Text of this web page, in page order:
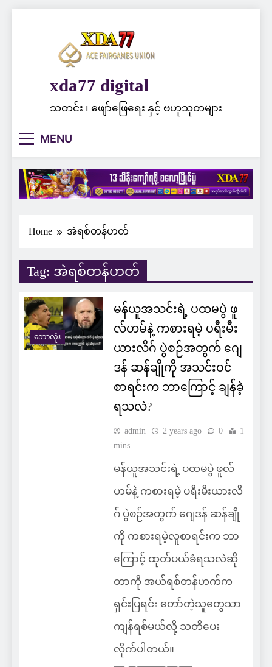
xda77 digital
သတင်း ၊ ဖျော်ဖြေရေး နှင့် ဗဟုသုတများ
MENU
Home အဲရစ်တန်ဟတ်
Tag: အဲရစ်တန်ဟတ်
ဘောလုံး
မန်ယူအသင်းရဲ့ ပထမပွဲ ဖူ
လ်ဟမ်နဲ့ ကစားရမဲ့ ပရီးမီး
ယားလိဂ် ပွဲစဉ်အတွက် ဂျေ
ဒန် ဆန်ချိုကို အသင်းဝင်
စာရင်းက ဘာကြောင့် ချန်ခဲ့
ရသလဲ?
admin 2 years ago 0
1
mins
မန်ယူအသင်းရဲ့ ပထမပွဲ ဖူလ်
ဟမ်နဲ့ ကစားရမဲ့ ပရီးမီးယားလိ
ဂ် ပွဲစဉ်အတွက် ဂျေဒန် ဆန်ချို
ကို ကစားရမဲ့လူစာရင်းက ဘာ
ကြောင့် ထုတ်ပယ်ခံရသလဲဆို
တာကို အယ်ရစ်တန်ဟက်က
ရှင်းပြရင်း တော်တဲ့သူတွေသာ
ကျန်ရစ်မယ်လို့ သတိပေး
လိုက်ပါတယ်။